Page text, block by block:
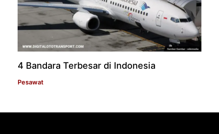
4 Bandara Terbesar di Indonesia
Pesawat